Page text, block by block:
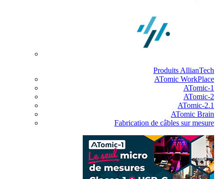
Produits AllianTech
ATomic WorkPlace
ATomic-1
ATomic-2
ATomic-2.1
ATomic Brain
Fabrication de câbles sur mesure